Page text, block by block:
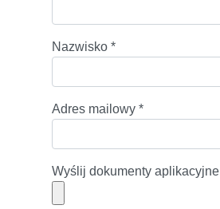
Nazwisko *
Adres mailowy *
Wyślij dokumenty aplikacyjne